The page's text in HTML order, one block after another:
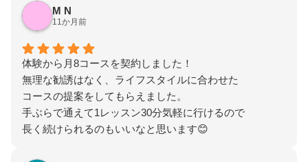
M N
11か月前
体験から月8コースを契約しました！
無理な勧誘はなく、ライフスタイルに合わせた
コースの提案をしてもらえました。
手ぶらで通えて1レッスン30分気軽に行けるので
長く続けられるのもいいなと思います😊